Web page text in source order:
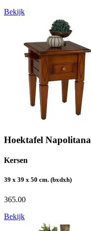
Bekijk
Hoektafel Napolitana
Kersen
39 x 39 x 50 cm. (bxdxh)
365.00
Bekijk